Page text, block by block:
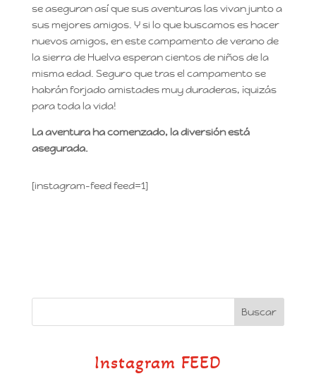
se aseguran así que sus aventuras las vivan junto a
sus mejores amigos. Y si lo que buscamos es hacer
nuevos amigos, en este campamento de verano de
la sierra de Huelva esperan cientos de niños de la
misma edad. Seguro que tras el campamento se
habrán forjado amistades muy duraderas, ¡quizás
para toda la vida!
La aventura ha comenzado, la diversión está
asegurada.
[instagram-feed feed=1]
Instagram FEED